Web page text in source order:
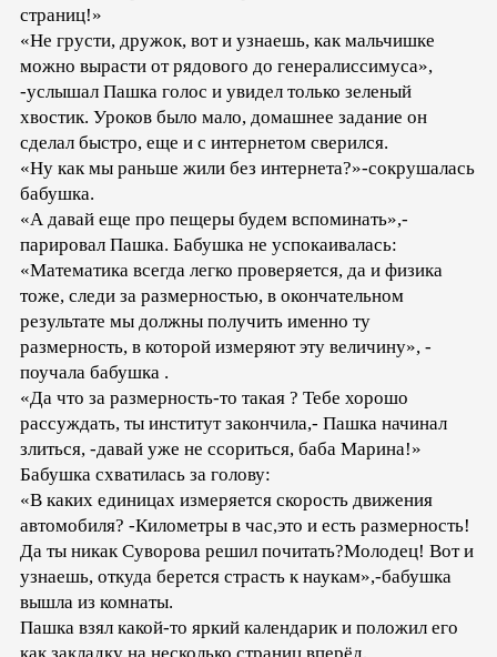
страниц!»
«Не грусти, дружок, вот и узнаешь, как мальчишке
можно вырасти от рядового до генералиссимуса»,
-услышал Пашка голос и увидел только зеленый
хвостик. Уроков было мало, домашнее задание он
сделал быстро, еще и с интернетом сверился.
«Ну как мы раньше жили без интернета?»-сокрушалась
бабушка.
«А давай еще про пещеры будем вспоминать»,-
парировал Пашка. Бабушка не успокаивалась:
«Математика всегда легко проверяется, да и физика
тоже, следи за размерностью, в окончательном
результате мы должны получить именно ту
размерность, в которой измеряют эту величину», -
поучала бабушка .
«Да что за размерность-то такая ? Тебе хорошо
рассуждать, ты институт закончила,- Пашка начинал
злиться, -давай уже не ссориться, баба Марина!»
Бабушка схватилась за голову:
«В каких единицах измеряется скорость движения
автомобиля? -Километры в час,это и есть размерность!
Да ты никак Суворова решил почитать?Молодец! Вот и
узнаешь, откуда берется страсть к наукам»,-бабушка
вышла из комнаты.
Пашка взял какой-то яркий календарик и положил его